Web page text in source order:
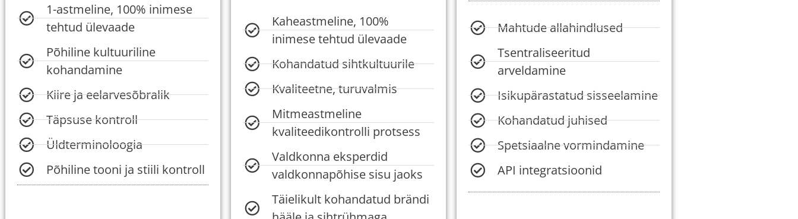
1-astmeline, 100% inimese
tehtud ülevaade
Põhiline kultuuriline
kohandamine
Kiire ja eelarvesõbralik
Täpsuse kontroll
Üldterminoloogia
Põhiline tooni ja stiili kontroll
Kaheastmeline, 100%
inimese tehtud ülevaade
Kohandatud sihtkultuurile
Kvaliteetne, turuvalmis
Mitmeastmeline
kvaliteedikontrolli protsess
Valdkonna eksperdid
valdkonnapõhise sisu jaoks
Täielikult kohandatud brändi
Mahtude allahindlused
Tsentraliseeritud
arveldamine
Isikupärastatud sisseelamine
Kohandatud juhised
Spetsiaalne vormindamine
API integratsioonid